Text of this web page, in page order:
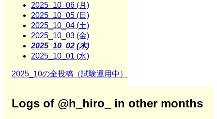
2025_10_06 (月)
2025_10_05 (日)
2025_10_04 (土)
2025_10_03 (金)
2025_10_02 (木)
2025_10_01 (水)
2025_10の全投稿（試験運用中）
Logs of @h_hiro_ in other months